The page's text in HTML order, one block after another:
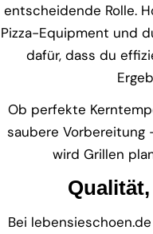
entscheidende Rolle.
Pizza-Equipment und
dafür, dass du
Ob perfekte
saubere
wird Grillen
Bei